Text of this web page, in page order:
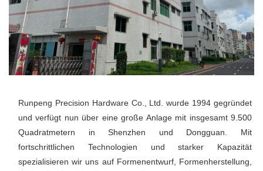
Runpeng Precision Hardware Co., Ltd. wurde 1994 gegründet
und verfügt nun über eine große Anlage mit insgesamt 9.500
Quadratmetern in Shenzhen und Dongguan. Mit
fortschrittlichen Technologien und starker Kapazität
spezialisieren wir uns auf Formenentwurf, Formenherstellung,